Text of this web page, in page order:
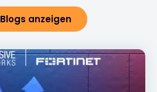
anzeigen